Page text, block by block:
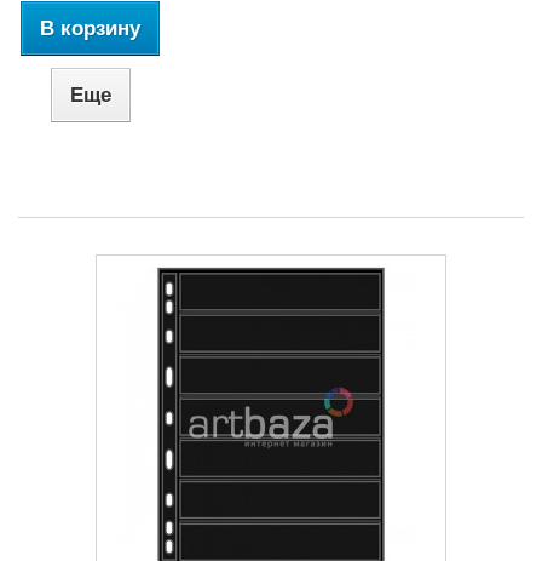
В корзину
Еще